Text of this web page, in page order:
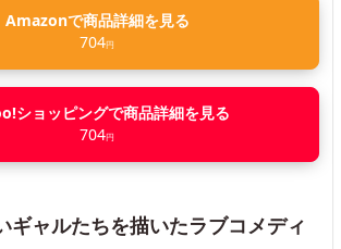
Amazonで商品詳細を見る
704円
ショッピングで商品詳細を見る
704円
ギャルたちを描いたラブコメディ